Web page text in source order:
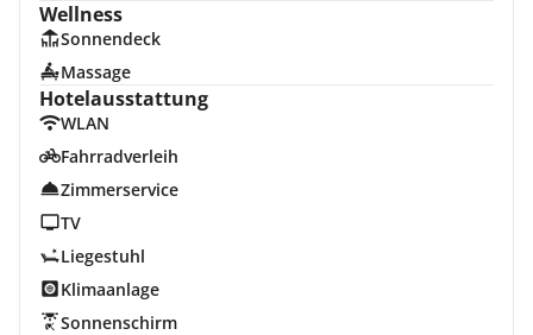
Wellness
Sonnendeck
Massage
Hotelausstattung
WLAN
Fahrradverleih
Zimmerservice
TV
Liegestuhl
Klimaanlage
Sonnenschirm